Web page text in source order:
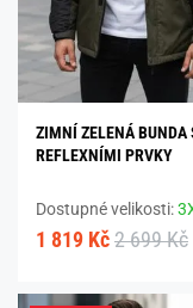
ZIMNÍ ZELENÁ BUNDA
REFLEXNÍMI PRVKY
Dostupné velikosti:
1 819 Kč 2 699 Kč